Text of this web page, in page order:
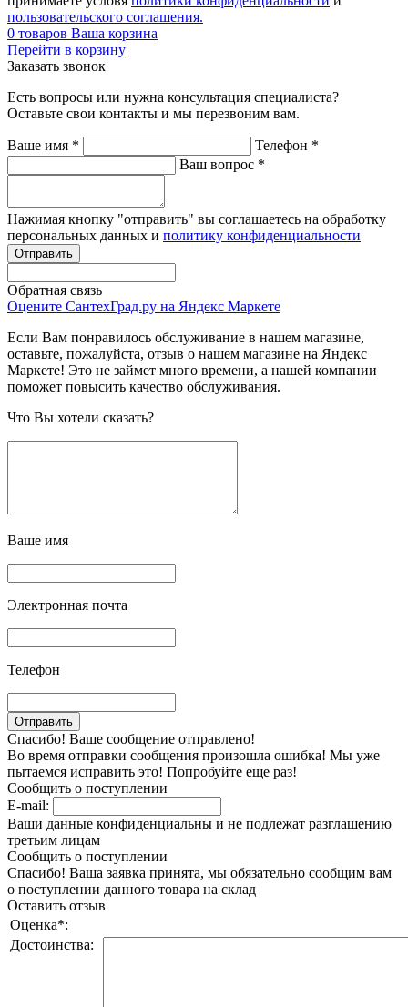
пользовательского соглашения.
0 товаров Ваша корзина
Перейти в корзину
Заказать звонок
Есть вопросы или нужна консультация специалиста?
Оставьте свои контакты и мы перезвоним вам.
Ваше имя * Телефон *
Ваш вопрос *
Нажимая кнопку "отправить" вы соглашаетесь на обработку
персональных данных и политику конфиденциальности
Обратная связь
Оцените СантехГрад.ру на Яндекс Маркете
Если Вам понравилось обслуживание в нашем магазине,
оставьте, пожалуйста, отзыв о нашем магазине на Яндекс
Маркете! Это не займет много времени, а нашей компании
поможет повысить качество обслуживания.
Что Вы хотели сказать?
Ваше имя
Электронная почта
Телефон
Спасибо! Ваше сообщение отправлено!
Во время отправки сообщения произошла ошибка! Мы уже
пытаемся исправить это! Попробуйте еще раз!
Сообщить о поступлении
E-mail:
Ваши данные конфиденциальны и не подлежат разглашению
третьим лицам
Сообщить о поступлении
Спасибо! Ваша заявка принята, мы обязательно сообщим вам
о поступлении данного товара на склад
Оставить отзыв
Оценка*:
Достоинства: